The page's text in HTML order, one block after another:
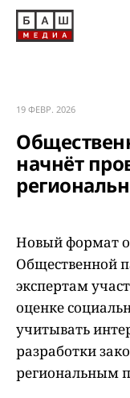
19 ФЕВР. 2026
начнёт
Новый формат
Общественной
экспертам
оценке
учитывать
разработки
региональным